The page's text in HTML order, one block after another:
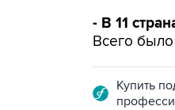
- В 11
Всего
Купить